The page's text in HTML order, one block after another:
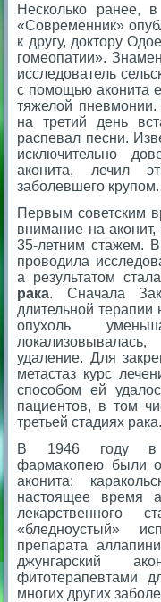
Несколько ранее,
«Современник»
к другу, доктору
гомеопатии».
исследователь
с помощью аконита
тяжелой
на третий день
распевал песни.
исключительно
аконита, лечил
заболевшего крупом.
Первым советским
внимание на аконит,
35-летним стажем.
проводила
а результатом
рака. Сначала
длительной терапии
опухоль
удаление. Для
метастаз курс
способом ей
пациентов, в том
третьей стадиях рака.
В 1946 году в
фармакопею были
аконита:
настоящее время
«бледноустый»
препарата
джунгарский
фитотерапевтами
многих других